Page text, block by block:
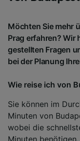
Möchten Sie mehr
Prag erfahren? Wir
gestellten Fragen
bei der Planung
Wie reise ich von
Sie können im
Minuten von
wobei die
Minuten